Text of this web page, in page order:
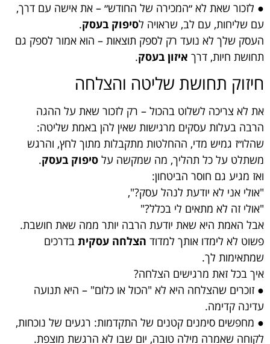
● לזכור שאת לא ״המכירה של החודש״ – את אישה עם דרך,
עם שליחות, עם לב, שראויה לסיפוק בעסק.
העסק שלך לא נועד רק לספק תוצאות – הוא אמור לספק גם
תחושת חיות, דרך איזון בעסק.
חיזוק תחושת שליטה והצלחה
את לא צריכה לשלוט בהכול – רק לזכור שאת על ההגה
הרבה בעלות עסקים מרגישות שאין להן באמת שליטה:
שהלו״ז גמיש מדי, ההחלטות מתקבלות מתוך לחץ, והרגש
משתלט על כל תהליך, מה שמקשה על סיפוק בעסק.
ואז מגיע גם חוסר הביטחון:
"אולי אני לא יודעת לנהל עסק?",
"אולי זה לא מתאים לי בכלל?"
אבל האמת היא שאת יודעת הרבה יותר ממה שאת חושבת.
פשוט לא לימדו אותך למדוד הצלחה עסקית בדרכים
שמתאימות לך.
איך בכל זאת מרגישים הצלחה?
● זוכרים שהצלחה היא לא "הכול או כלום" – היא תנועה
עדינה קדימה.
● מחפשים סימנים קטנים של התקדמות: רגעים של נוכחות,
לקוחה שאמרה מילה טובה, יום שבו לא הרגשת מוצפת.